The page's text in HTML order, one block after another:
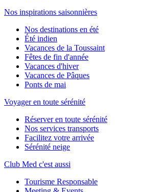
Nos inspirations saisonnières
Nos destinations en été
Été indien
Vacances de la Toussaint
Fêtes de fin d'année
Vacances d'hiver
Vacances de Pâques
Ponts de mai
Voyager en toute sérénité
Réserver en toute sérénité
Nos services transports
Facilitez votre arrivée
Sérénité neige
Club Med c'est aussi
Tourisme Responsable